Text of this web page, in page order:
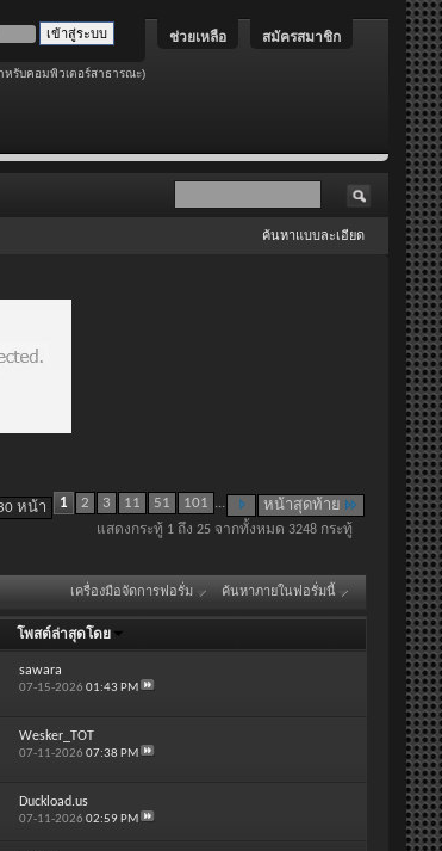
สมัครสมาชิก
ช่วยเหลือ
หรับคอมพิวเตอร์สาธารณะ)
ค้นหาแบบละเอียด
หน้า 1 2 3 11 51 101 ... หน้าสุดท้าย
แสดงกระทู้ 1 ถึง 25 จากทั้งหมด 3248 กระทู้
เครื่องมือจัดการฟอรั่ม ค้นหาภายในฟอรั่มนี้
โพสต์ล่าสุดโดย
sawara
07-15-2026 01:43 PM
Wesker_TOT
07-11-2026 07:38 PM
Duckload.us
07-11-2026 02:59 PM